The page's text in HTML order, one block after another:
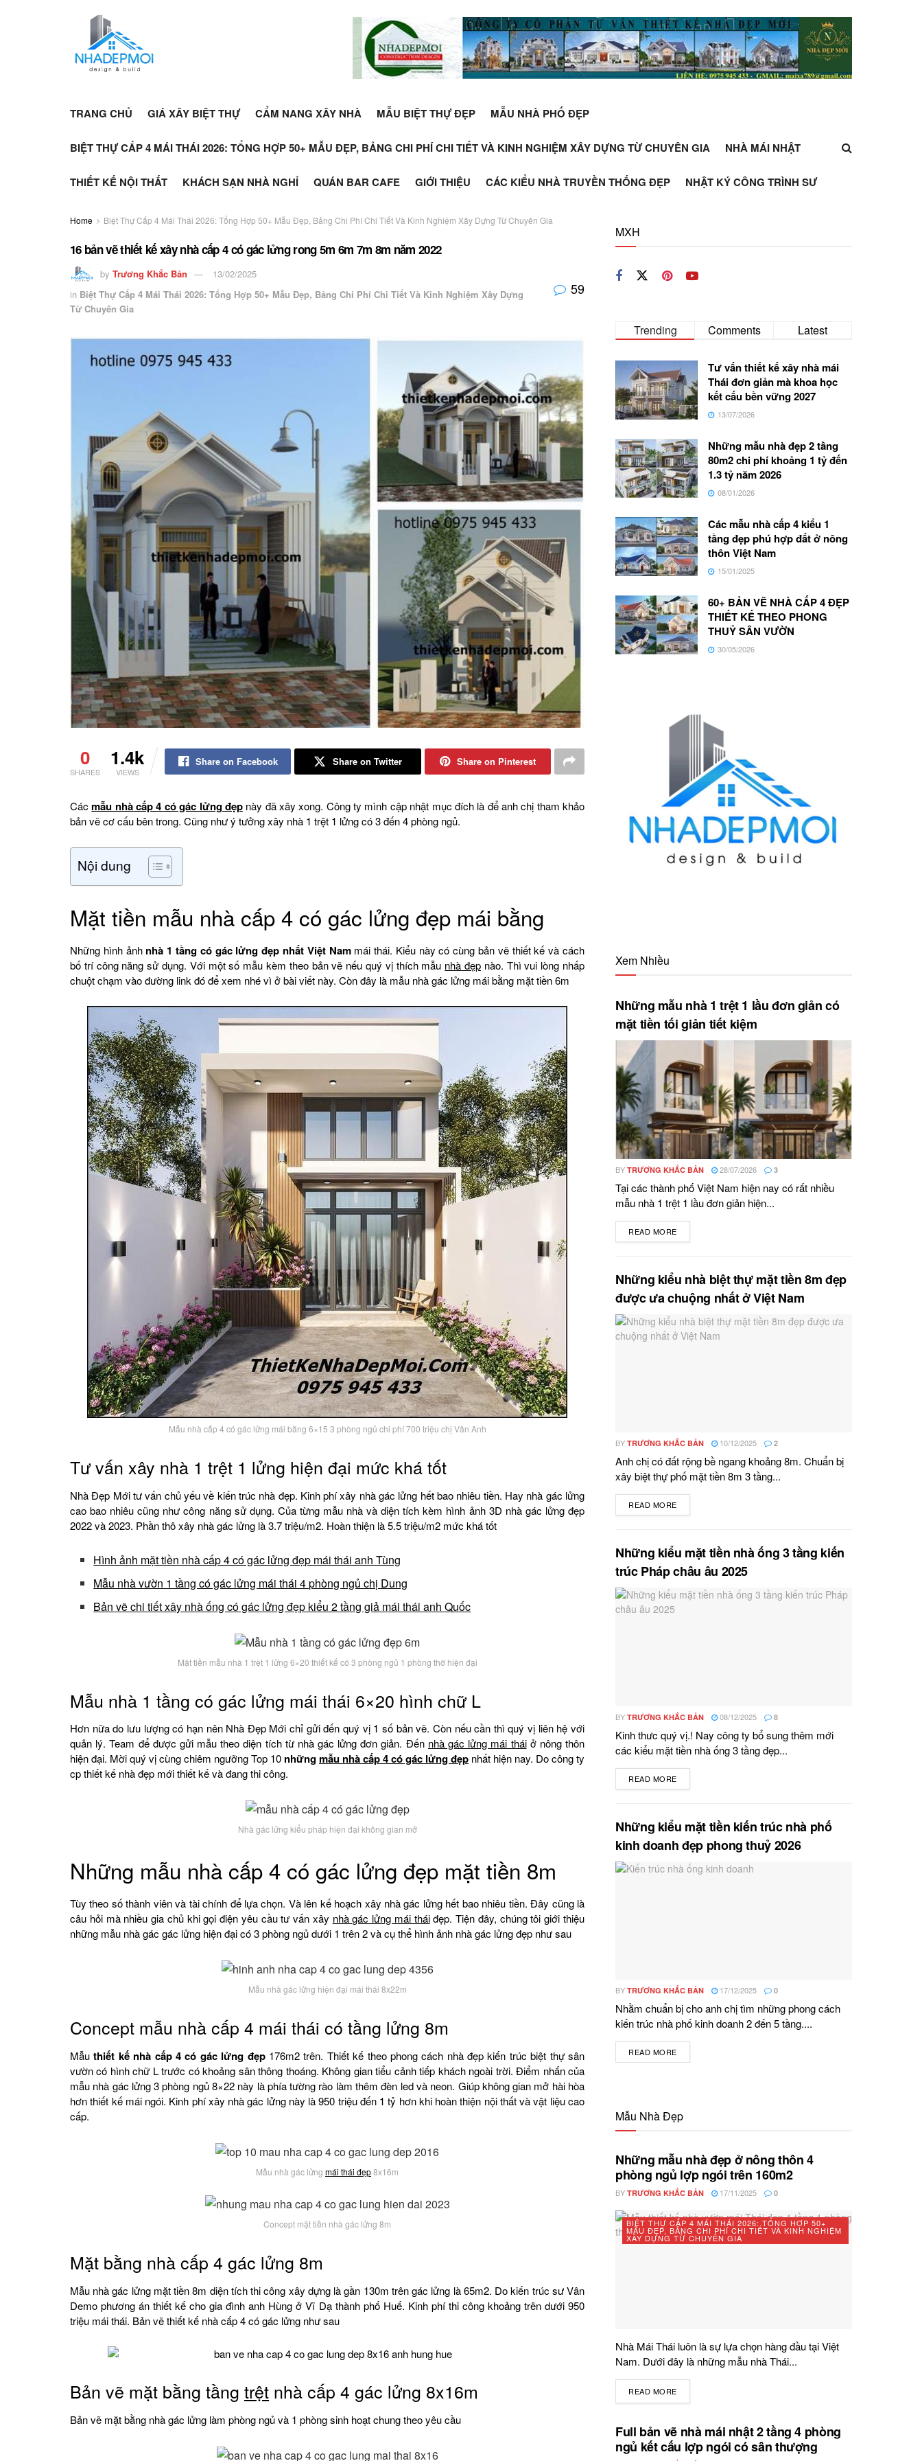
TRANG CHỦ GIÁ XÂY BIỆT THỰ CẨM NANG XÂY NHÀ MẪU BIỆT THỰ ĐẸP MẪU NHÀ PHỐ ĐẸP
BIỆT THỰ CẤP 4 MÁI THÁI 2026: TỔNG HỢP 50+ MẪU ĐẸP, BẢNG CHI PHÍ CHI TIẾT VÀ KINH NGHIỆM XÂY DỰNG TỪ CHUYÊN GIA NHÀ MÁI NHẬT
THIẾT KẾ NỘI THẤT KHÁCH SẠN NHÀ NGHỈ QUÁN BAR CAFE GIỚI THIỆU CÁC KIỂU NHÀ TRUYỀN THỐNG ĐẸP NHẬT KÝ CÔNG TRÌNH SƯ
Home Biệt Thự Cấp 4 Mái Thái 2026: Tổng Hợp 50+ Mẫu Đẹp, Bảng Chi Phí Chi Tiết Và Kinh Nghiệm Xây Dựng Từ Chuyên Gia
16 bản vẽ thiết kế xây nhà cấp 4 có gác lửng rong 5m 6m 7m 8m năm 2022
by Trương Khắc Bản
13/02/2025
in Biệt Thự Cấp 4 Mái Thái 2026: Tổng Hợp 50+ Mẫu Đẹp, Bảng Chi Phí Chi Tiết Và Kinh Nghiệm Xây Dựng
Từ Chuyên Gia
59
0
SHARES
1.4k
VIEWS
Share on Facebook Share on Twitter Share on Pinterest
Cácmẫu nhà cấp 4 có gác lửng đẹpnày đã xây xong. Công ty mình cập nhật mục đích là để anh chị tham khảo
bản vẽ cơ cấu bên trong. Cũng như ý tưởng xây nhà 1 trệt 1 lửng có 3 đến 4 phòng ngủ.
Nội dung
Mặt tiền mẫu nhà cấp 4 có gác lửng đẹp mái bằng
Những hình ảnh nhà 1 tầng có gác lửng đẹp nhất Việt Nammái thái. Kiểu này có cùng bản vẽ thiết kế và cách
bố trí công năng sử dụng. Với một số mẫu kèm theo bản vẽ nếu quý vị thích mẫu nhà đẹp nào. Thì vui lòng nhấp
chuột chạm vào đường link đó để xem nhé vì ở bài viết này. Còn đây là mẫu nhà gác lửng mái bằng mặt tiền 6m
Mẫu nhà cấp 4 có gác lửng mái bằng 6×15 3 phòng ngủ chi phí 700 triệu chị Vân Anh
Tư vấn xây nhà 1 trệt 1 lửng hiện đại mức khá tốt
Nhà Đẹp Mới tư vấn chủ yếu về kiến trúc nhà đẹp. Kinh phí xây nhà gác lửng hết bao nhiêu tiền. Hay nhà gác lửng
cao bao nhiêu cũng như công năng sử dụng. Của từng mẫu nhà và diện tích kèm hình ảnh 3D nhà gác lửng đẹp
2022 và 2023. Phần thô xây nhà gác lửng là 3.7 triệu/m2. Hoàn thiện là 5.5 triệu/m2 mức khá tốt
Hình ảnh mặt tiền nhà cấp 4 có gác lửng đẹp mái thái anh Tùng
Mẫu nhà vườn 1 tầng có gác lửng mái thái 4 phòng ngủ chị Dung
Bản vẽ chi tiết xây nhà ống có gác lửng đẹp kiểu 2 tầng giả mái thái anh Quốc
Mặt tiền mẫu nhà 1 trệt 1 lửng 6×20 thiết kế có 3 phòng ngủ 1 phòng thờ hiện đại
Mẫu nhà 1 tầng có gác lửng mái thái 6×20 hình chữ L
Hơn nữa do lưu lượng có hạn nên Nhà Đẹp Mới chỉ gửi đến quý vị 1 số bản vẽ. Còn nếu cần thì quý vị liên hệ với
quản lý. Team để được gửi mẫu theo diện tích từ nhà gác lửng đơn giản. Đến nhà gác lửng mái tháiở nông thôn
hiện đại. Mời quý vị cùng chiêm ngưỡng Top 10 nhữngmẫu nhà cấp 4 có gác lửng đẹp nhất hiện nay. Do công ty
cp thiết kế nhà đẹp mới thiết kế và đang thi công.
Nhà gác lửng kiểu pháp hiện đại không gian mở
Những mẫu nhà cấp 4 có gác lửng đẹp mặt tiền 8m
Tùy theo số thành viên và tài chính để lựa chọn. Và lên kế hoạch xây nhà gác lửng hết bao nhiêu tiền. Đây cũng là
câu hỏi mà nhiều gia chủ khi gọi điện yêu cầu tư vấn xây nhà gác lửng mái tháiđẹp. Tiện đây, chúng tôi giới thiệu
những mẫu nhà gác gác lửng hiện đại có 3 phòng ngủ dưới 1 trên 2 và cụ thể hình ảnh nhà gác lửng đẹp như sau
Mẫu nhà gác lửng hiện đại mái thái 8x22m
Concept mẫu nhà cấp 4 mái thái có tầng lửng 8m
Mẫuthiết kế nhà cấp 4 có gác lửng đẹp176m2 trên. Thiết kế theo phong cách nhà đẹp kiến trúc biệt thự sân
vườn có hình chữ L trước có khoảng sân thông thoáng. Không gian tiểu cảnh tiếp khách ngoài trời. Điểm nhấn của
mẫu nhà gác lửng 3 phòng ngủ 8×22 này là phía tường rào làm thêm đèn led và neon. Giúp không gian mở hài hòa
hơn thiết kế mái ngói. Kinh phí xây nhà gác lửng này là 950 triệu đến 1 tỷ hơn khi hoàn thiện nội thất và vật liệu cao
cấp.
Mẫu nhà gác lửng mái thái đẹp8x16m
Concept mặt tiền nhà gác lửng 8m
Mặt bằng nhà cấp 4 gác lửng 8m
Mẫu nhà gác lửng mặt tiền 8m diện tích thi công xây dựng là gần 130m trên gác lửng là 65m2. Do kiến trúc sư Vân
Demo phương án thiết kế cho gia đình anh Hùng ở Vĩ Dạ thành phố Huế. Kinh phí thi công khoảng trên dưới 950
triệu mái thái. Bản vẽ thiết kế nhà cấp 4 có gác lửng như sau
Bản vẽ mặt bằng tầng trệt nhà cấp 4 gác lửng 8x16m
Bản vẽ mặt bằng nhà gác lửng làm phòng ngủ và 1 phòng sinh hoạt chung theo yêu cầu
MXH
Trending Comments Latest
Tư vấn thiết kế xây nhà mái
Thái đơn giản mà khoa học
kết cấu bền vững 2027
13/07/2026
Những mẫu nhà đẹp 2 tầng
80m2 chi phí khoảng 1 tỷ đến
1.3 tỷ năm 2026
08/01/2026
Các mẫu nhà cấp 4 kiểu 1
tầng đẹp phú hợp đất ở nông
thôn Việt Nam
15/01/2025
60+ BẢN VẼ NHÀ CẤP 4 ĐẸP
THIẾT KẾ THEO PHONG
THUỶ SÂN VƯỜN
30/05/2026
Xem Nhiều
Những mẫu nhà 1 trệt 1 lầu đơn giản có
mặt tiền tối giản tiết kiệm
BY TRƯƠNG KHẮC BẢN 28/07/2026 3
Tại các thành phố Việt Nam hiện nay có rất nhiều
mẫu nhà 1 trệt 1 lầu đơn giản hiện...
READ MORE
Những kiểu nhà biệt thự mặt tiền 8m đẹp
được ưa chuộng nhất ở Việt Nam
BY TRƯƠNG KHẮC BẢN 10/12/2025 2
Anh chị có đất rộng bề ngang khoảng 8m. Chuẩn bị
xây biệt thự phố mặt tiền 8m 3 tầng...
READ MORE
Những kiểu mặt tiền nhà ống 3 tầng kiến
trúc Pháp châu âu 2025
BY TRƯƠNG KHẮC BẢN 08/12/2025 8
Kinh thưc quý vị.! Nay công ty bổ sung thêm mới
các kiểu mặt tiền nhà ống 3 tầng đẹp...
READ MORE
Những kiểu mặt tiền kiến trúc nhà phố
kinh doanh đẹp phong thuỷ 2026
BY TRƯƠNG KHẮC BẢN 17/12/2025 0
Nhằm chuẩn bị cho anh chị tìm những phong cách
kiến trúc nhà phố kinh doanh 2 đến 5 tầng....
READ MORE
Mẫu Nhà Đẹp
Những mẫu nhà đẹp ở nông thôn 4
phòng ngủ lợp ngói trên 160m2
BY TRƯƠNG KHẮC BẢN 17/11/2025 0
BIỆT THỰ CẤP 4 MÁI THÁI 2026: TỔNG HỢP 50+
MẪU ĐẸP, BẢNG CHI PHÍ CHI TIẾT VÀ KINH NGHIỆM
XÂY DỰNG TỪ CHUYÊN GIA
Nhà Mái Thái luôn là sự lựa chọn hàng đầu tại Việt
Nam. Dưới đây là những mẫu nhà Thái...
READ MORE
Full bản vẽ nhà mái nhật 2 tầng 4 phòng
ngủ kết cấu lợp ngói có sân thượng